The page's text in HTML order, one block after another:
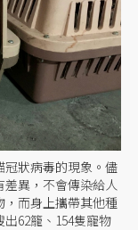
冠狀病毒的現象。儘
異，不會傳染給人
而身上攜帶其他種
62籠、154隻寵物